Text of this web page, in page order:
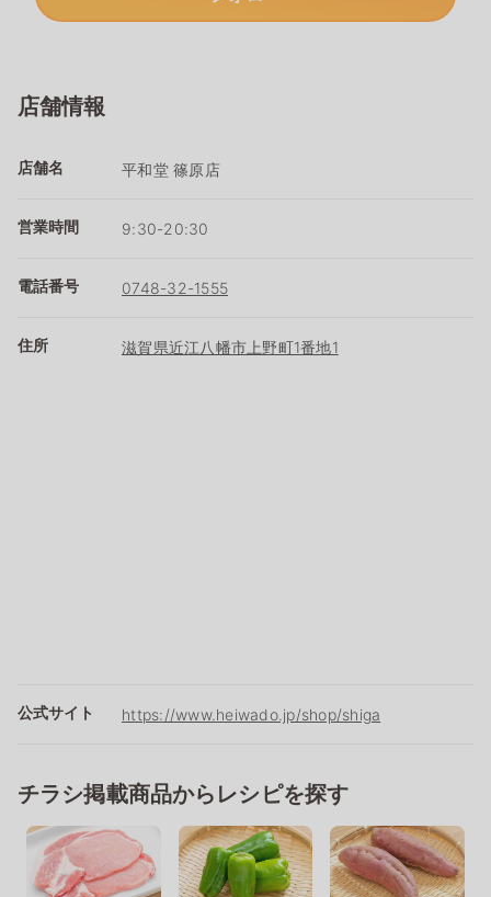
店舗情報
店舗名 平和堂 篠原店
営業時間 9:30-20:30
電話番号 0748-32-1555
住所 滋賀県近江八幡市上野町1番地1
公式サイト https://www.heiwado.jp/shop/shiga
チラシ掲載商品からレシピを探す